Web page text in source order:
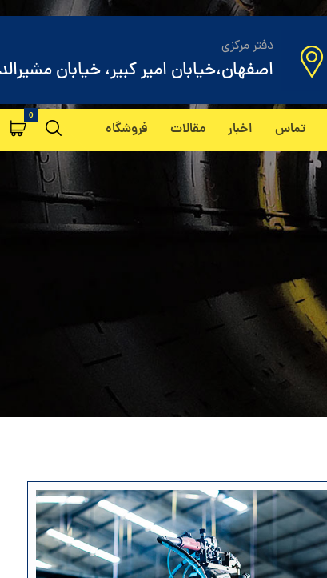
دفتر مرکزی
اصفهان،خیابان امیر کبیر، خیابان
تماس اخبار مقالات فروشگاه